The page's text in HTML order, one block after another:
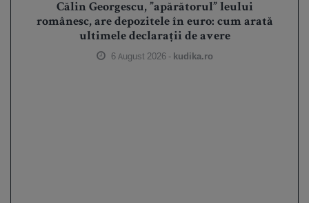
Călin Georgescu, ”apărătorul” leului
românesc, are depozitele în euro: cum arată
ultimele declarații de avere
6 August 2026 - kudika.ro